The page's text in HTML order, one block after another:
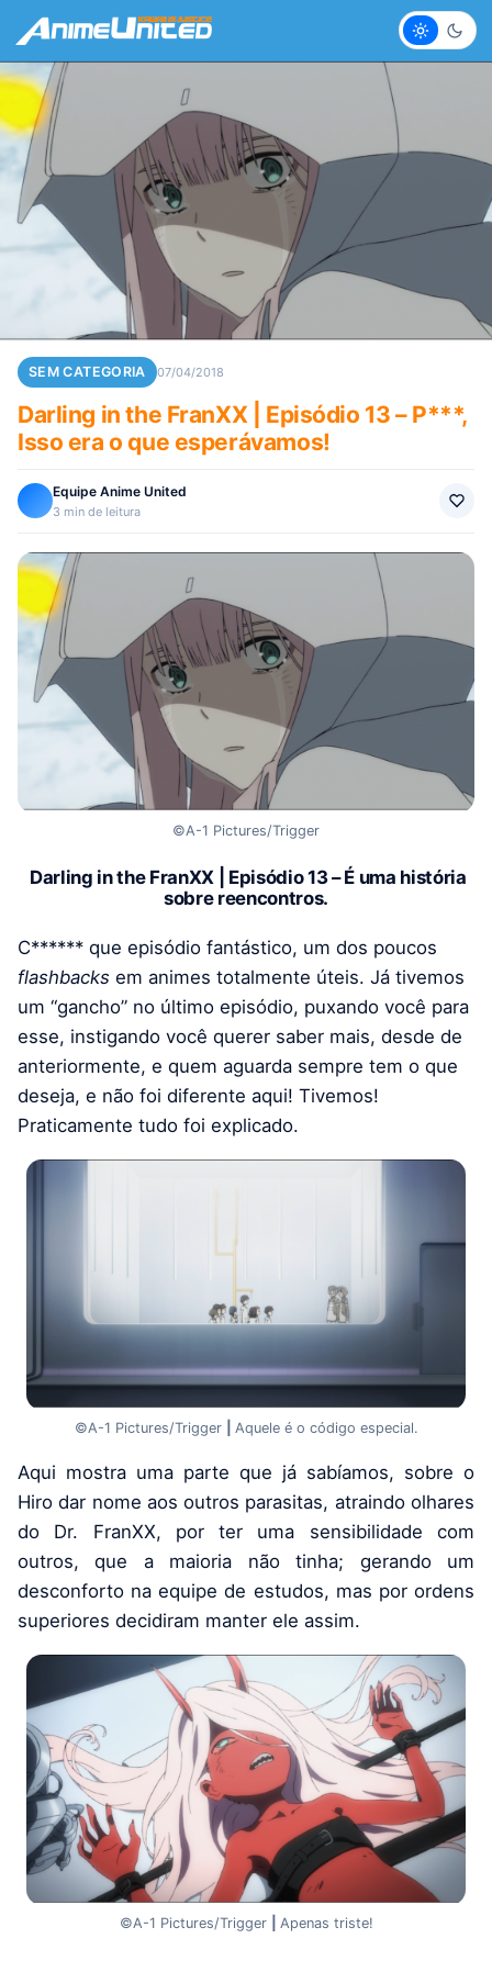
Claro
SEM CATEGORIA 07/04/2018
Darling in the FranXX | Episódio 13 – P***,
Isso era o que esperávamos!
Equipe Anime United
3 min de leitura
©A-1 Pictures/Trigger
Darling in the FranXX | Episódio 13 – É uma história
sobre reencontros.
C****** que episódio fantástico, um dos poucos
flashbacks em animes totalmente úteis. Já tivemos
um “gancho” no último episódio, puxando você para
esse, instigando você querer saber mais, desde de
anteriormente, e quem aguarda sempre tem o que
deseja, e não foi diferente aqui! Tivemos!
Praticamente tudo foi explicado.
©A-1 Pictures/Trigger Aquele é o código especial.
Aqui mostra uma parte que já sabíamos, sobre o
Hiro dar nome aos outros parasitas, atraindo olhares
do Dr. FranXX, por ter uma sensibilidade com
outros, que a maioria não tinha; gerando um
desconforto na equipe de estudos, mas por ordens
superiores decidiram manter ele assim.
©A-1 Pictures/Trigger Apenas triste!